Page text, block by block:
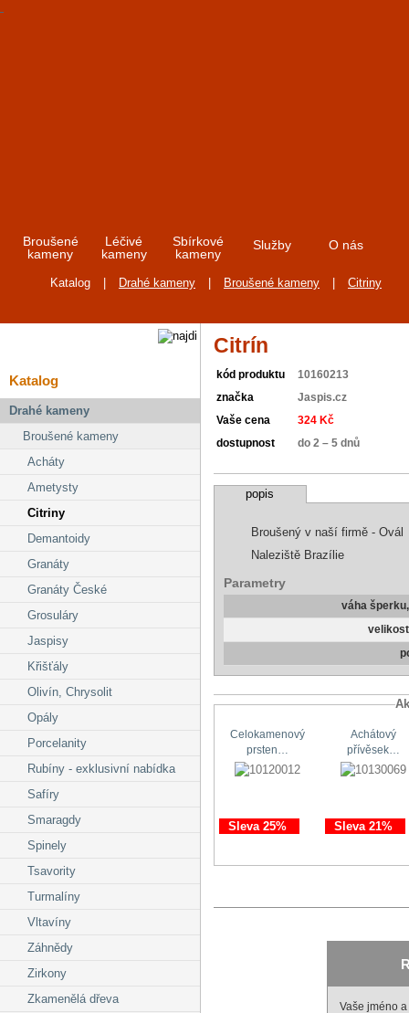
Broušené
kameny
Léčivé
kameny
Sbírkové
kameny
Služby O nás
Katalog Drahé kameny Broušené kameny Citriny
Katalog
Drahé kameny
Broušené kameny
Acháty
Ametysty
Citriny
Demantoidy
Granáty
Granáty České
Grosuláry
Jaspisy
Křišťály
Olivín, Chrysolit
Opály
Porcelanity
Rubíny - exklusivní nabídka
Safíry
Smaragdy
Spinely
Tsavority
Turmalíny
Vltavíny
Záhnědy
Zirkony
Zkamenělá dřeva
Citrín
kód produktu 10160213
značka Jaspis.cz
Vaše cena 324 Kč
dostupnost do 2 – 5 dnů
popis
Broušený v naší firmě - Ovál
Naleziště Brazílie
Parametry
váha
Celokamenový
prsten…
Sleva 25%
Achátový
přívěsek…
Sleva 21%
Vaše jméno